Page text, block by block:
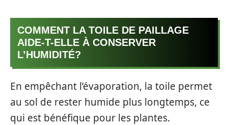
COMMENT LA TOILE DE PAILLAGE
AIDE-T-ELLE À CONSERVER
L’HUMIDITÉ?
En empêchant l’évaporation, la toile permet
au sol de rester humide plus longtemps, ce
qui est bénéfique pour les plantes.